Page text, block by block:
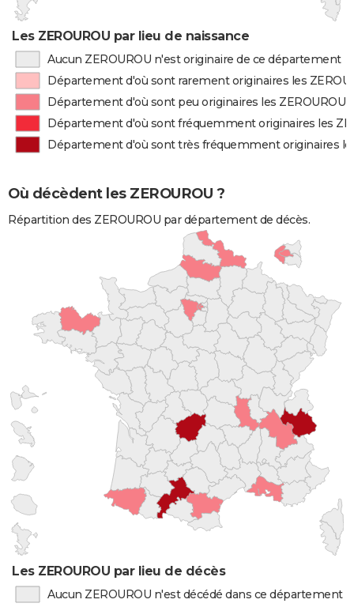
Les ZEROUROU par lieu de naissance
Aucun ZEROUROU n'est originaire de ce département
Département d'où sont rarement originaires les
Département d'où sont peu originaires les ZEROUROU
Département d'où sont fréquemment originaires les
Département d'où sont très fréquemment originaires
Où décèdent les ZEROUROU ?
Répartition des ZEROUROU par département de décès.
Les ZEROUROU par lieu de décès
Aucun ZEROUROU n'est décédé dans ce département